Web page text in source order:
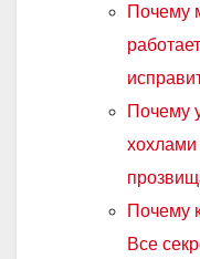
Почему
Почему
Почему
Все